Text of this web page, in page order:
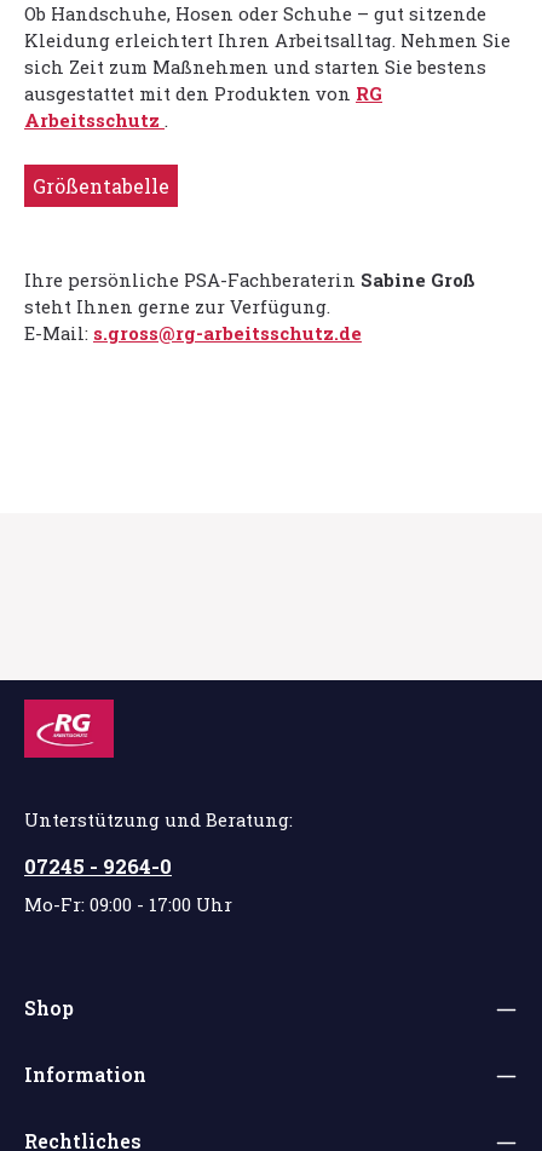
Ob Handschuhe, Hosen oder Schuhe – gut sitzende
Kleidung erleichtert Ihren Arbeitsalltag. Nehmen Sie
sich Zeit zum Maßnehmen und starten Sie bestens
ausgestattet mit den Produkten von RG
Arbeitsschutz .
Größentabelle
Ihre persönliche PSA-Fachberaterin Sabine Groß
steht Ihnen gerne zur Verfügung.
E-Mail: s.gross@rg-arbeitsschutz.de
Unterstützung und Beratung:
07245 - 9264-0
Mo-Fr: 09:00 - 17:00 Uhr
Shop
Information
Rechtliches